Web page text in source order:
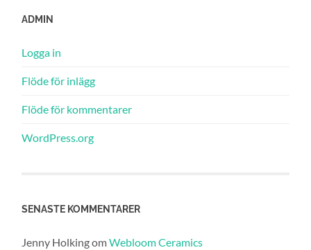
ADMIN
Logga in
Flöde för inlägg
Flöde för kommentarer
WordPress.org
SENASTE KOMMENTARER
Jenny HolkingomWebloom Ceramics